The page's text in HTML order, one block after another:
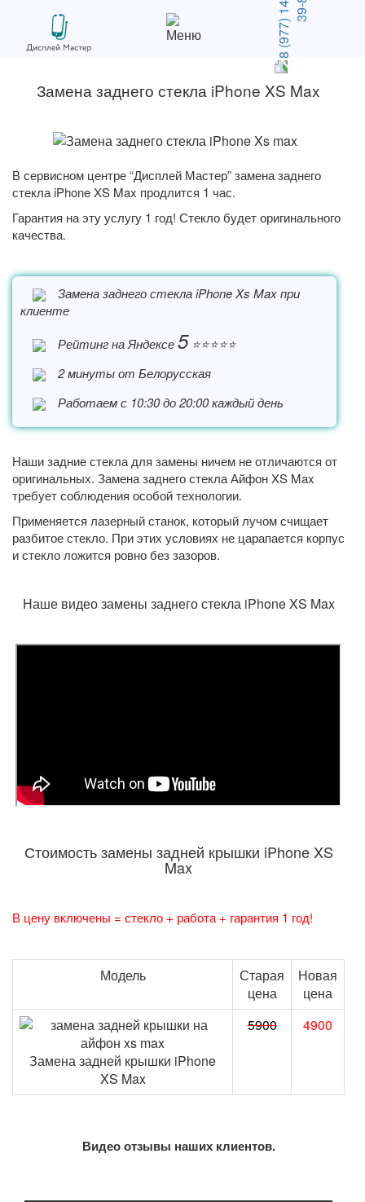
Замена заднего стекла iPhone XS Max
В сервисном центре“Дисплей Мастер”замена заднего
стекла iPhone XS Max продлится 1 час.
Гарантия на эту услугу 1 год! Стекло будет оригинального
качества.
Замена заднего стекла iPhone Xs Max при
клиенте
Рейтинг на Яндексе5 ⭐️⭐️⭐️⭐️⭐️
2 минуты от Белорусская
Работаем с 10:30 до 20:00 каждый день
Наши задние стекла для замены ничем не отличаются от
оригинальных. Замена заднего стекла Айфон XS Max
требует соблюдения особой технологии.
Применяется лазерный станок, который лучом счищает
разбитое стекло. При этих условиях не царапается корпус
и стекло ложится ровно без зазоров.
Наше видео замены заднего стекла iPhone XS Max
Стоимость замены задней крышки iPhone XS
Max
В цену включены = стекло + работа + гарантия 1 год!
Модель
Старая
цена
Новая
цена
Замена задней крышки iPhone
XS Max
5900 4900
Видео отзывы наших клиентов.